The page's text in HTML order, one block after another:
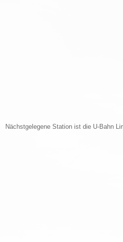
Nächstgelegene Station ist die U-Bahn